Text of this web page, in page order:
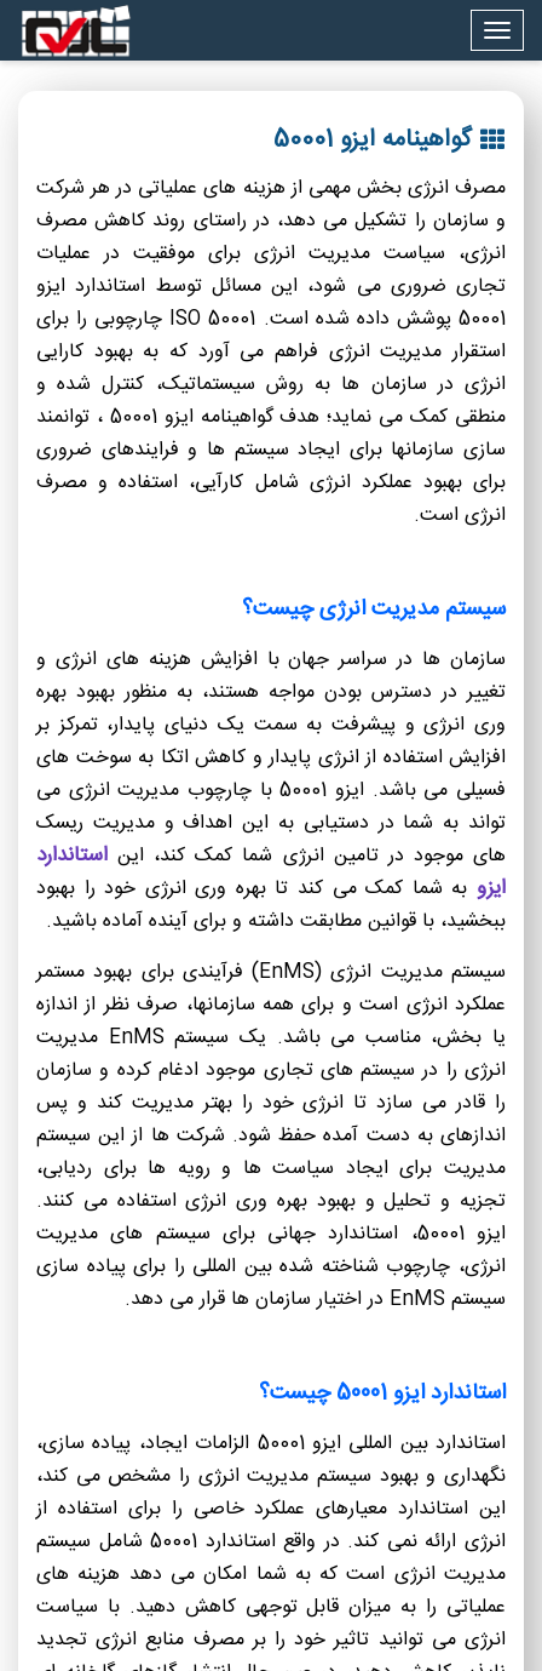
گواهینامه ایزو 50001
مصرف انرژی بخش مهمی از هزینه های عملیاتی در هر شرکت
و سازمان را تشکیل می دهد، در راستای روند کاهش مصرف
انرژی، سیاست مدیریت انرژی برای موفقیت در عملیات
تجاری ضروری می شود، این مسائل توسط استاندارد ایزو
50001 پوشش داده شده است. ISO 50001 چارچوبی را برای
استقرار مدیریت انرژی فراهم می آورد که به بهبود کارایی
انرژی در سازمان ها به روش سیستماتیک، کنترل شده و
منطقی کمک می نماید؛ هدف گواهینامه ایزو 50001 ، توانمند
سازی سازمانها برای ایجاد سیستم ها و فرایندهای ضروری
برای بهبود عملكرد انرژی شامل كارآیی، استفاده و مصرف
انرژی است.
سیستم مدیریت انرژی چیست؟
سازمان ها در سراسر جهان با افزایش هزینه های انرژی و
تغییر در دسترس بودن مواجه هستند، به منظور بهبود بهره
وری انرژی و پیشرفت به سمت یک دنیای پایدار، تمرکز بر
افزایش استفاده از انرژی پایدار و کاهش اتکا به سوخت های
فسیلی می باشد. ایزو 50001 با چارچوب مدیریت انرژی می
تواند به شما در دستیابی به این اهداف و مدیریت ریسک
های موجود در تامین انرژی شما کمک کند، این استاندارد
ایزو به شما کمک می کند تا بهره وری انرژی خود را بهبود
ببخشید، با قوانین مطابقت داشته و برای آینده آماده باشید.
سیستم مدیریت انرژی (EnMS) فرآیندی برای بهبود مستمر
عملکرد انرژی است و برای همه سازمانها، صرف نظر از اندازه
یا بخش، مناسب می باشد. یک سیستم EnMS مدیریت
انرژی را در سیستم های تجاری موجود ادغام کرده و سازمان‌
را قادر می سازد تا انرژی خود را بهتر مدیریت کند و پس
اندازهای به دست آمده حفظ شود. شرکت ها از این سیستم
مدیریت برای ایجاد سیاست ها و رویه ها برای ردیابی،
تجزیه و تحلیل و بهبود بهره وری انرژی استفاده می کنند.
ایزو 50001، استاندارد جهانی برای سیستم های مدیریت
انرژی، چارچوب شناخته شده بین المللی را برای پیاده سازی
سیستم EnMS در اختیار سازمان ها قرار می دهد.
استاندارد ایزو 50001 چیست؟
استاندارد بین المللی ایزو 50001 الزامات ایجاد، پیاده سازی،
نگهداری و بهبود سیستم مدیریت انرژی را مشخص می کند،
این استاندارد معیارهای عملکرد خاصی را برای استفاده از
انرژی ارائه نمی کند. در واقع استاندارد 50001 شامل سیستم
مدیریت انرژی است که به شما امکان می دهد هزینه های
عملیاتی را به میزان قابل توجهی کاهش دهید. با سیاست
انرژی می توانید تاثیر خود را بر مصرف منابع انرژی تجدید